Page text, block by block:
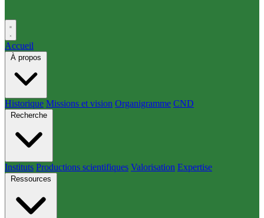
Accueil
À propos
Historique Missions et vision Organigramme CND
Recherche
Instituts Productions scientifiques Valorisation Expertise
Ressources